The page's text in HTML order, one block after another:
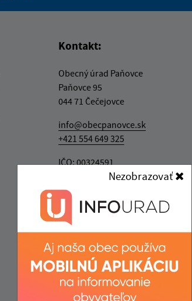
Nezobrazovať
Kontakt:
Obecný úrad Paňovce
Paňovce 95
044 71 Čečejovce
info@obecpanovce.sk
+421 554 649 325
IČO: 00324591